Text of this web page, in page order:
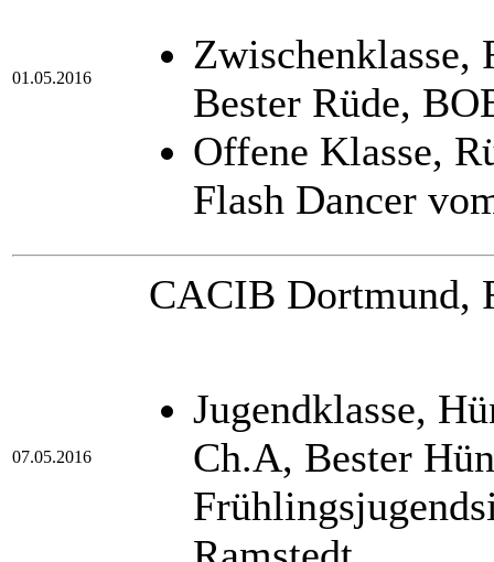
01.05.2016
Bester Rüde,
Offene Klasse,
Flash Dancer
07.05.2016
CACIB Dortmund,
Jugendklasse,
Ch.A, Bester